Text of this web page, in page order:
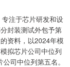
注于芯片研发和设
封装测试外包予第
资料，以2024年模
拟芯片公司中位列
司中位列第五名。